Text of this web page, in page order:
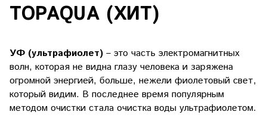
TOPAQUA (ХИТ)
УФ (ультрафиолет) – это часть электромагнитных
волн, которая не видна глазу человека и заряжена
огромной энергией, больше, нежели фиолетовый свет,
который видим. В последнее время популярным
методом очистки стала очистка воды ультрафиолетом.